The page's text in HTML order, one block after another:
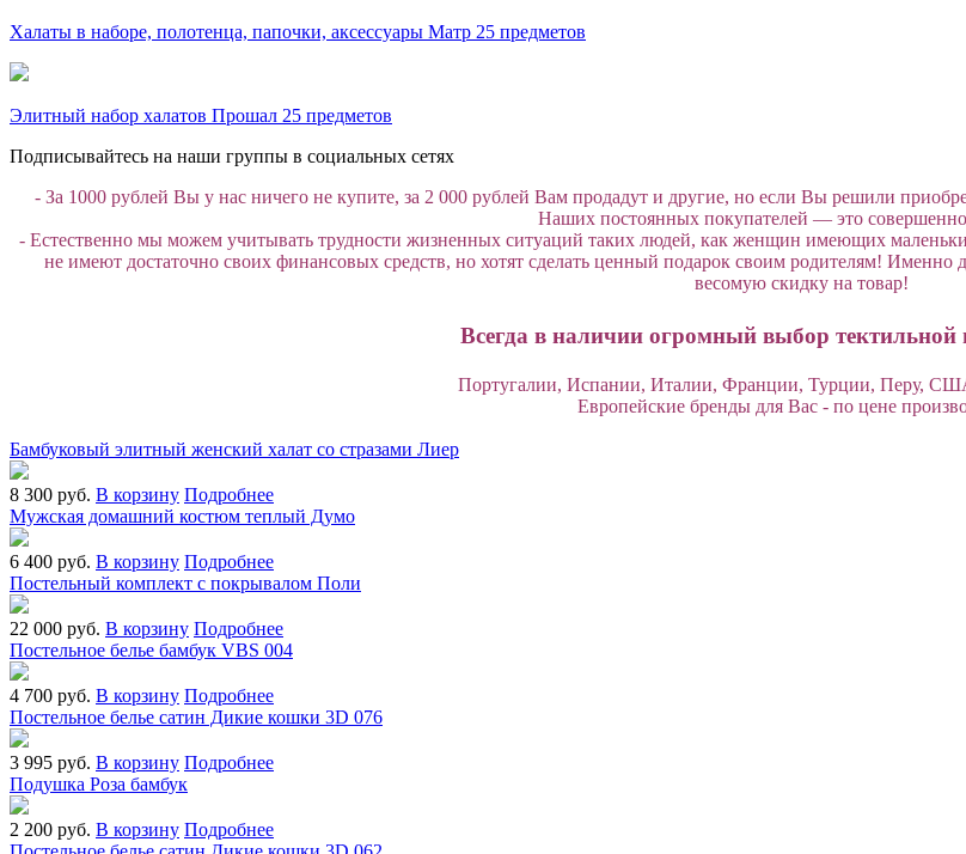
Халаты в наборе, полотенца, папочки, аксессуары Матр 25 предметов
Элитный набор халатов Прошал 25 предметов
Подписывайтесь на наши группы в социальных сетях
- За 1000 рублей Вы у нас ничего не купите, за 2 000 рублей Вам продадут и другие, но если Вы решили
Наших постоянных покупателей — это совершенно
- Естественно мы можем учитывать трудности жизненных ситуаций таких людей, как женщин имеющих
не имеют достаточно своих финансовых средств, но хотят сделать ценный подарок своим родителям!
весомую скидку на товар!
Всегда в наличии огромный выбор тектильной
Португалии, Испании, Италии, Франции, Турции, Перу,
Европейские бренды для Вас - по цене
Бамбуковый элитный женский халат со стразами Лиер
8 300 руб. В корзину Подробнее
Мужская домашний костюм теплый Думо
6 400 руб. В корзину Подробнее
Постельный комплект с покрывалом Поли
22 000 руб. В корзину Подробнее
Постельное белье бамбук VBS 004
4 700 руб. В корзину Подробнее
Постельное белье сатин Дикие кошки 3D 076
3 995 руб. В корзину Подробнее
Подушка Роза бамбук
2 200 руб. В корзину Подробнее